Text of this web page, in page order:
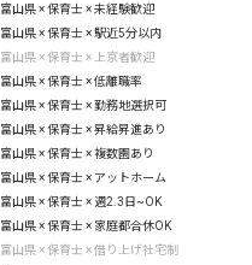
富山県 × 保育士 × 未経験歓迎
富山県 × 保育士 × 駅近5分以内
富山県 × 保育士 × 上京者歓迎
富山県 × 保育士 × 低離職率
富山県 × 保育士 × 勤務地選択可
富山県 × 保育士 × 昇給昇進あり
富山県 × 保育士 × 複数園あり
富山県 × 保育士 × アットホーム
富山県 × 保育士 × 週2.3日~OK
富山県 × 保育士 × 家庭都合休OK
富山県 × 保育士 × 借り上げ社宅制